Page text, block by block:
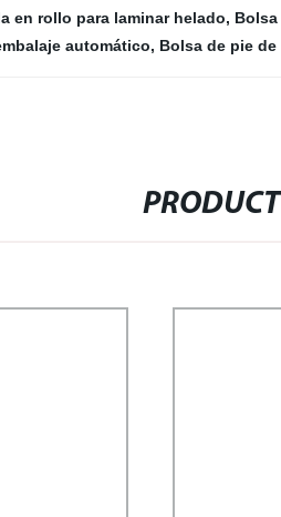
en rollo para laminar helado,
automático, Bolsa de pie